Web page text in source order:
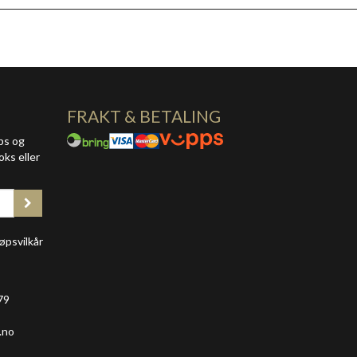
og
eller
FRAKT & BETALING